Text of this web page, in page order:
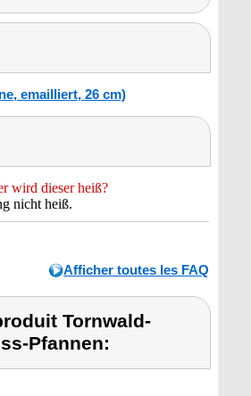
emailliert, 26 cm)
wird dieser heiß?
nicht heiß.
Afficher toutes les FAQ
Tornwald-
Pfannen: